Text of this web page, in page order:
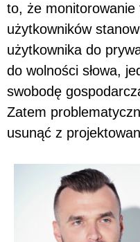
to, że
użytkowników
użytkownika do
do wolności słowa,
swobodę
Zatem
usunąć z